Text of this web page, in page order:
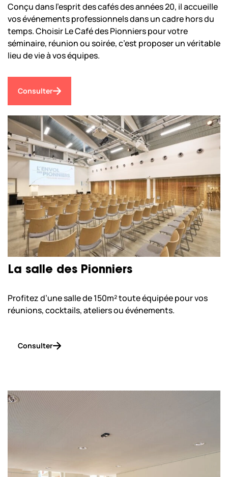
Conçu dans l’esprit des cafés des années 20, il accueille
vos événements professionnels dans un cadre hors du
temps. Choisir Le Café des Pionniers pour votre
séminaire, réunion ou soirée, c’est proposer un véritable
lieu de vie à vos équipes.
Consulter
La salle des Pionniers
Profitez d’une salle de 150m² toute équipée pour vos
réunions, cocktails, ateliers ou événements.
Consulter